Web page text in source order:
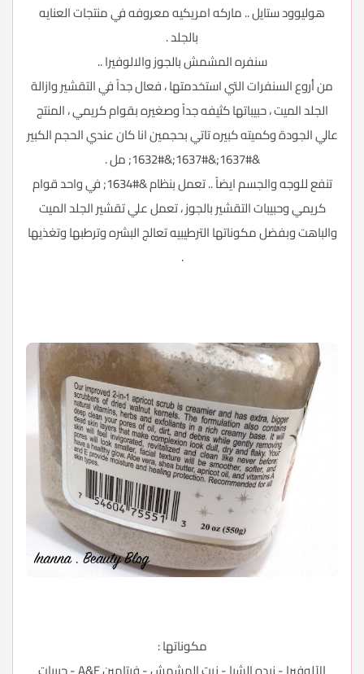
هوليوود ستايل .. ماركه امريكيه معروفه في منتجات العنايه
بالجلد .
سنفره المشمش بالجوز والالوفيرا ..
من أروع السنفرات التي استخدمتها ، فعال جداً في التقشير وازالة
الجلد الميت ، حبيباتها كثيفه جداً وصغيره بقوام كريمي ، المنتج
عالي الجودة وكميته كبيره تاتي بحجمين انا كان عندي الحجم الكبير
&#1637;&#1637;&#1632; مل .
تنفع للوجه والجسم ايضاً .. تعمل بنظام &#1634; في واحد قوام
كريمي وحبيبات التقشير بالجوز ، تعمل علي تقشير الجلد الميت
والباهت وبفضل مكوناتها الترطيبيه تعالج البشره وترطبها وتغذيها
.
مكوناتها :